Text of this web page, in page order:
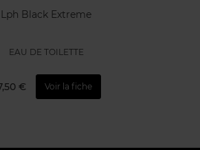
Lph Black Extreme
EAU DE TOILETTE
€ Voir la fiche